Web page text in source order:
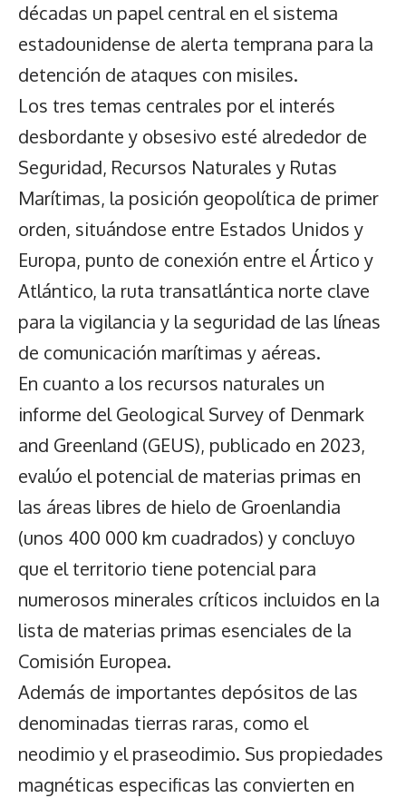
décadas un papel central en el sistema
estadounidense de alerta temprana para la
detención de ataques con misiles.
Los tres temas centrales por el interés
desbordante y obsesivo esté alrededor de
Seguridad, Recursos Naturales y Rutas
Marítimas, la posición geopolítica de primer
orden, situándose entre Estados Unidos y
Europa, punto de conexión entre el Ártico y
Atlántico, la ruta transatlántica norte clave
para la vigilancia y la seguridad de las líneas
de comunicación marítimas y aéreas.
En cuanto a los recursos naturales un
informe del Geological Survey of Denmark
and Greenland (GEUS), publicado en 2023,
evalúo el potencial de materias primas en
las áreas libres de hielo de Groenlandia
(unos 400 000 km cuadrados) y concluyo
que el territorio tiene potencial para
numerosos minerales críticos incluidos en la
lista de materias primas esenciales de la
Comisión Europea.
Además de importantes depósitos de las
denominadas tierras raras, como el
neodimio y el praseodimio. Sus propiedades
magnéticas especificas las convierten en